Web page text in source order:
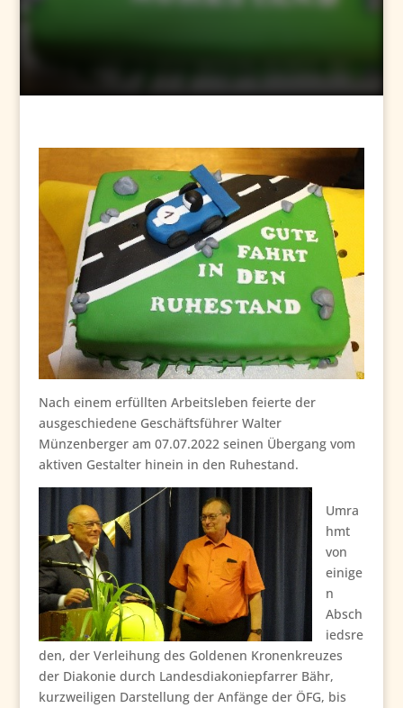
Nach einem erfüllten Arbeitsleben feierte der
ausgeschiedene Geschäftsführer Walter
Münzenberger am 07.07.2022 seinen Übergang vom
aktiven Gestalter hinein in den Ruhestand.
Umra
hmt
von
einige
n
Absch
iedsre
den, der Verleihung des Goldenen Kronenkreuzes
der Diakonie durch Landesdiakoniepfarrer Bähr,
kurzweiligen Darstellung der Anfänge der ÖFG, bis